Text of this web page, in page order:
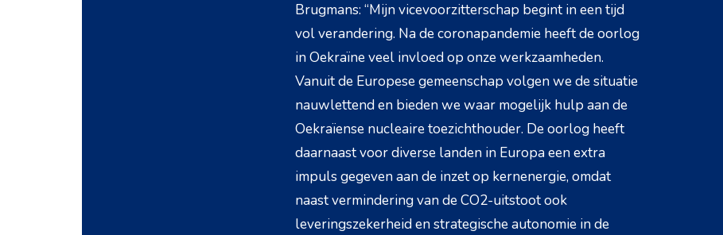
Brugmans: “Mijn vicevoorzitterschap begint in een tijd
vol verandering. Na de coronapandemie heeft de oorlog
in Oekraïne veel invloed op onze werkzaamheden.
Vanuit de Europese gemeenschap volgen we de situatie
nauwlettend en bieden we waar mogelijk hulp aan de
Oekraïense nucleaire toezichthouder. De oorlog heeft
daarnaast voor diverse landen in Europa een extra
impuls gegeven aan de inzet op kernenergie, omdat
naast vermindering van de CO2-uitstoot ook
leveringszekerheid en strategische autonomie in de